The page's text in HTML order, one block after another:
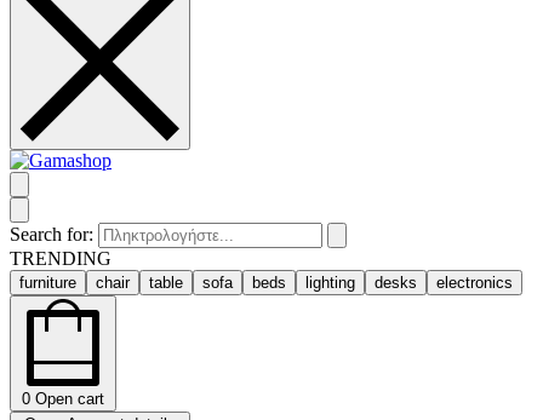
Search for:
TRENDING
furniture chair table sofa beds lighting desks electronics
0 Open cart